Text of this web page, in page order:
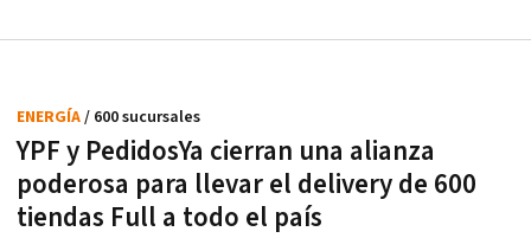
YPF y PedidosYa cierran una alianza
poderosa para llevar el delivery de 600
tiendas Full a todo el país
ENERGÍA/ 600 sucursales